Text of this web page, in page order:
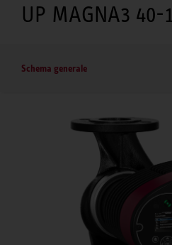
UP MAGNA3 40-
Schema generale